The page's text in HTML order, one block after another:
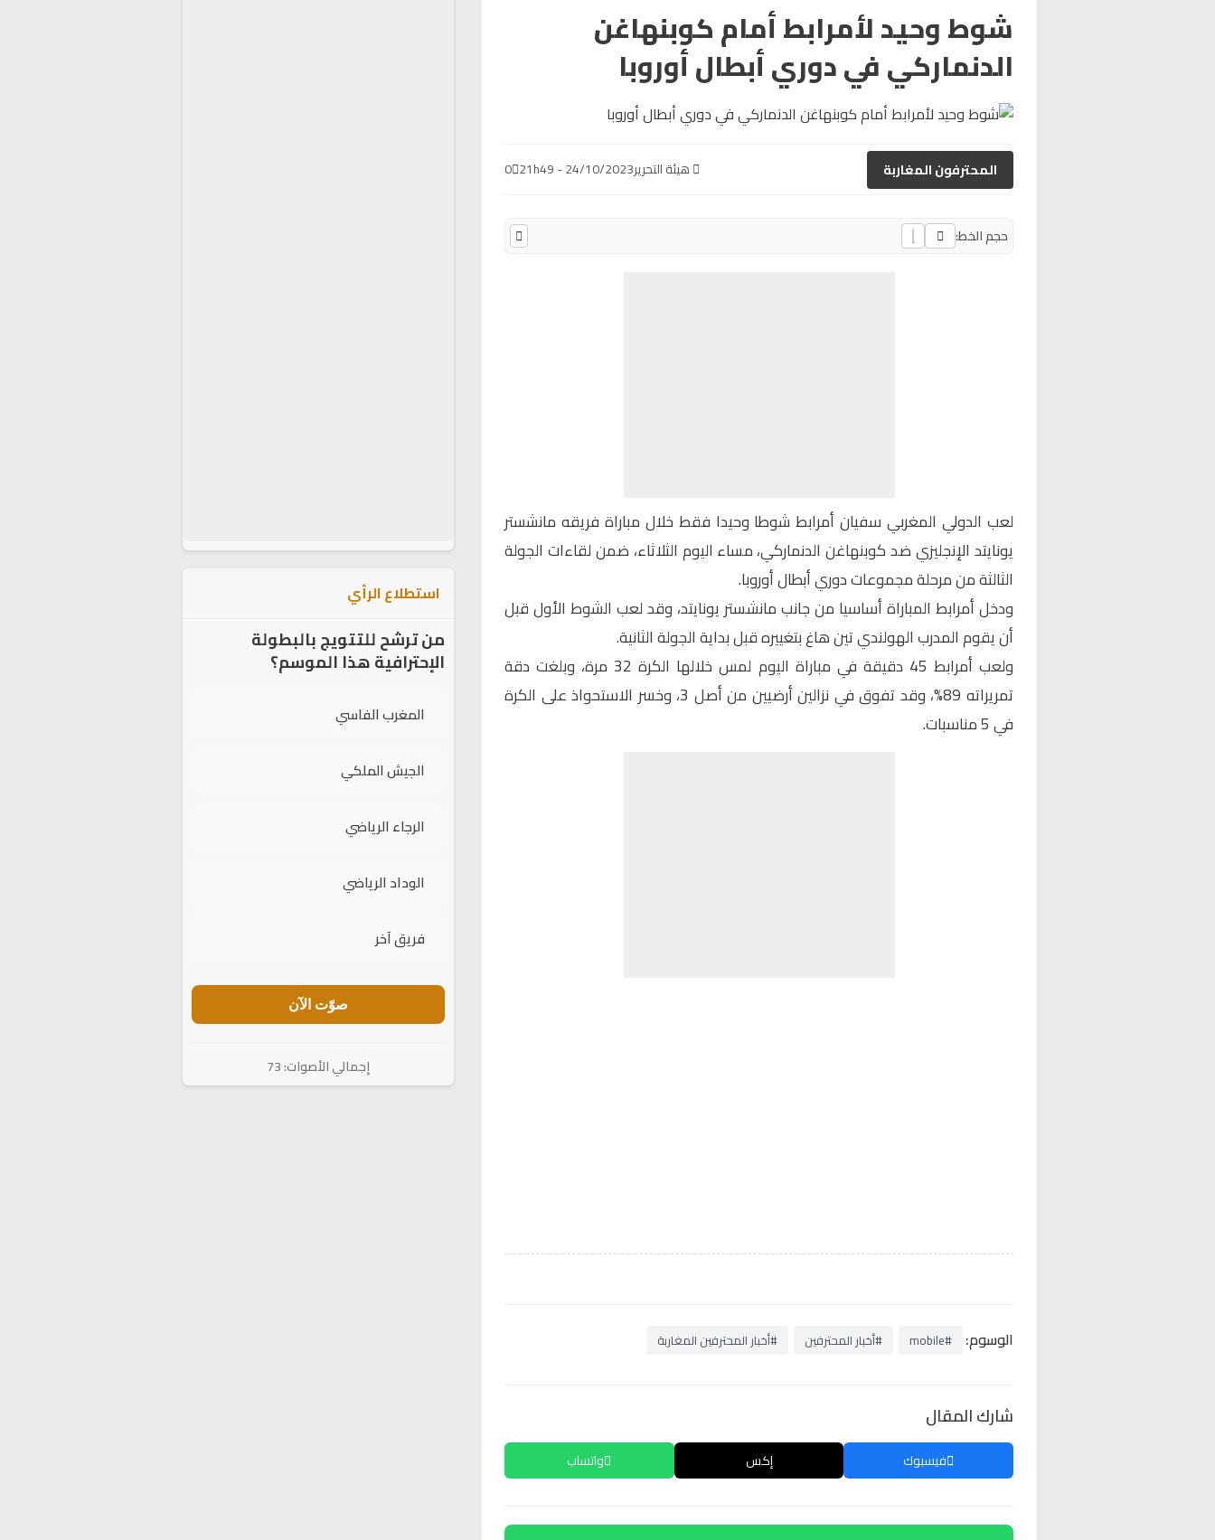
شوط وحيد لأمرابط أمام كوبنهاغن
الدنماركي في دوري أبطال أوروبا
المحترفون المغاربة هيئة التحرير24/10/2023 - 21h49
0
حجم الخط:
لعب الدولي المغربي سفيان أمرابط شوطا وحيدا فقط خلال مباراة فريقه مانشستر
يونايتد الإنجليزي ضد كوبنهاغن الدنماركي، مساء اليوم الثلاثاء، ضمن لقاءات الجولة
الثالثة من مرحلة مجموعات دوري أبطال أوروبا.
ودخل أمرابط المباراة أساسيا من جانب مانشستر يونايتد، وقد لعب الشوط الأول قبل
أن يقوم المدرب الهولندي تين هاغ بتغييره قبل بداية الجولة الثانية.
ولعب أمرابط 45 دقيقة في مباراة اليوم لمس خلالها الكرة 32 مرة، وبلغت دقة
تمريراته 89%، وقد تفوق في نزالين أرضيين من أصل 3، وخسر الاستحواذ على الكرة
في 5 مناسبات.
الوسوم: #mobile #أخبار المحترفين #أخبار المحترفين المغاربة
شارك المقال
فيسبوك إكس واتساب
استطلاع الرأي
من ترشح للتتويج بالبطولة
الإحترافية هذا الموسم؟
المغرب الفاسي
الجيش الملكي
الرجاء الرياضي
الوداد الرياضي
فريق آخر
صوّت الآن
إجمالي الأصوات: 73